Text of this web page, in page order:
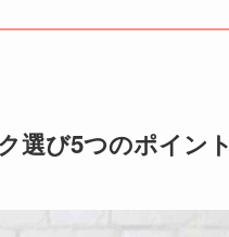
選び5つのポイント